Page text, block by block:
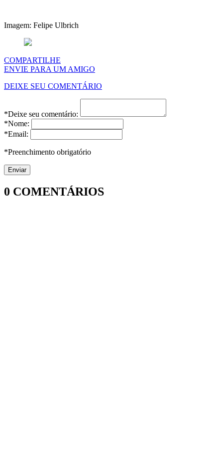
Imagem: Felipe Ulbrich
COMPARTILHE
ENVIE PARA UM AMIGO
DEIXE SEU COMENTÁRIO
*Deixe seu comentário:
*Nome:
*Email:
*Preenchimento obrigatório
0 COMENTÁRIOS